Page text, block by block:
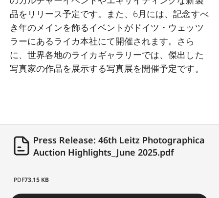
品をリリース予定です。また、6月には、記念すべ
き年のメインを飾るイベントがドイツ・ウェッツ
ラーにあるライカ本社にて開催されます。さら
に、世界各地のライカギャラリーでは、傑出した
写真家の作品を展示する写真展を開催予定です。
Press Release: 46th Leitz Photographica
Auction Highlights_June 2025.pdf
PDF73.15 KB